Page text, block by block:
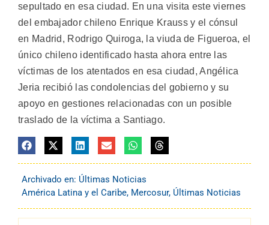
sepultado en esa ciudad. En una visita este viernes
del embajador chileno Enrique Krauss y el cónsul
en Madrid, Rodrigo Quiroga, la viuda de Figueroa, el
único chileno identificado hasta ahora entre las
víctimas de los atentados en esa ciudad, Angélica
Jeria recibió las condolencias del gobierno y su
apoyo en gestiones relacionadas con un posible
traslado de la víctima a Santiago.
Archivado en: Últimas Noticias
América Latina y el Caribe, Mercosur, Últimas Noticias